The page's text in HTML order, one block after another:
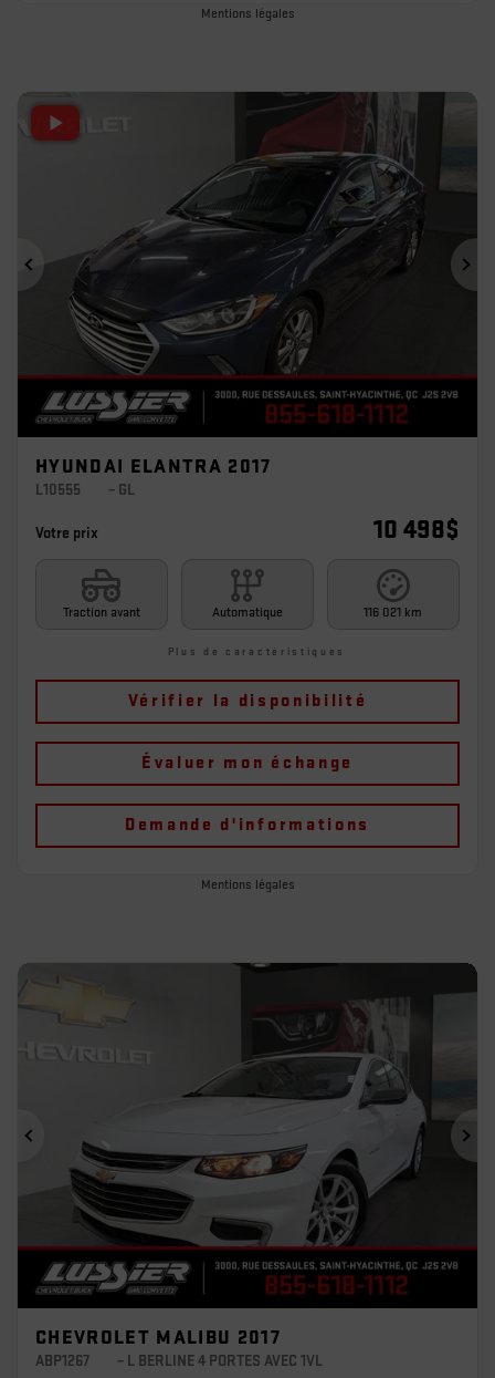
Mentions légales
Précédent
HYUNDAI ELANTRA 2017
L10555 – GL
Votre prix 10 498$
Traction avant Automatique 116 021 km
Plus de caractéristiques
Vérifier la disponibilité
Évaluer mon échange
Demande d'informations
Mentions légales
Précédent
CHEVROLET MALIBU 2017
ABP1267 – L BERLINE 4 PORTES AVEC 1VL